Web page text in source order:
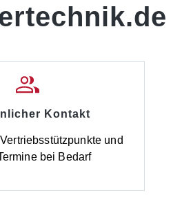
Kontakt
und
bei Bedarf